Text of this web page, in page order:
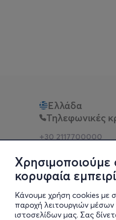
Χρησιμοποιούμε
κορυφαία
Κάνουμε χρήση cookies με
παροχή λειτουργιών
ιστοσελίδων μας. Σας
Ελλάδα
Τηλεφωνικές
+30 2117700000
Φυσικά σημεία